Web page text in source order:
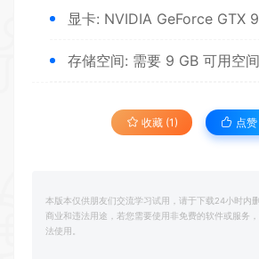
显卡: NVIDIA GeForce GTX
存储空间: 需要 9 GB 可用空间
收藏 (1) 点赞
本版本仅供朋友们交流学习试用，请于下载24小时内
商业和违法用途，若您需要使用非免费的软件或服务
法使用。